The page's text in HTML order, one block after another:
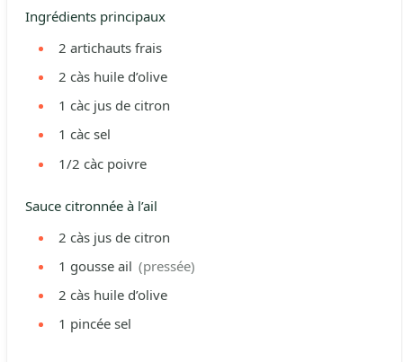
Ingrédients principaux
2 artichauts frais
2 càs huile d’olive
1 càc jus de citron
1 càc sel
1/2 càc poivre
Sauce citronnée à l’ail
2 càs jus de citron
1 gousse ail (pressée)
2 càs huile d’olive
1 pincée sel